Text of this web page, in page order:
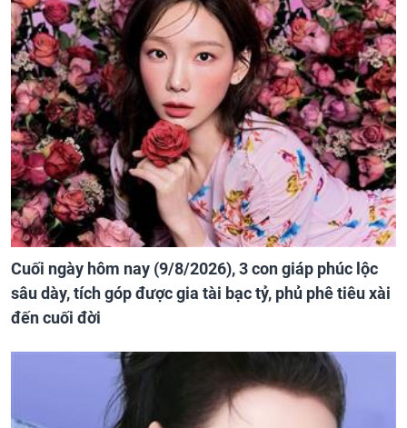
Cuối ngày hôm nay (9/8/2026), 3 con giáp phúc lộc
sâu dày, tích góp được gia tài bạc tỷ, phủ phê tiêu xài
đến cuối đời